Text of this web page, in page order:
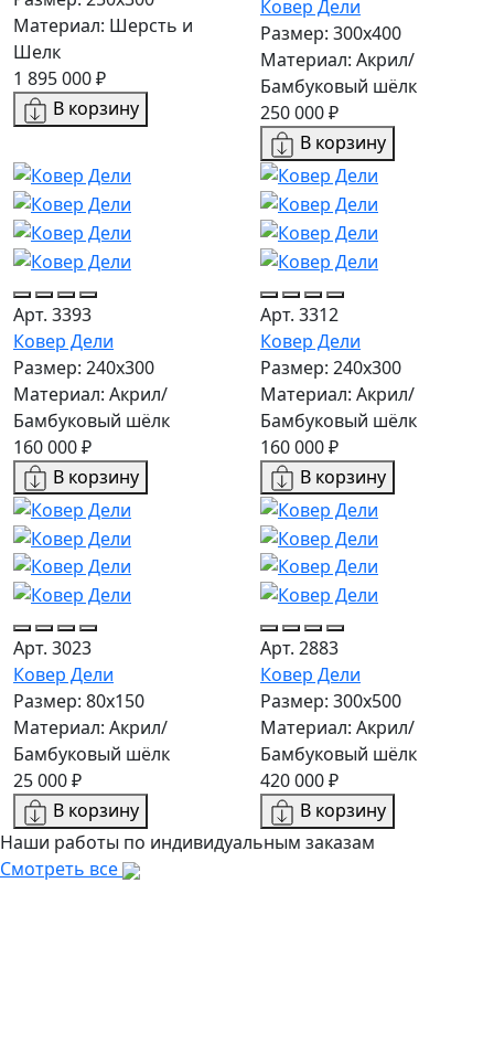
Материал: Шерсть и
Шелк
1 895 000 ₽
В корзину
Ковер Дели
Размер: 300х400
Материал: Акрил/
Бамбуковый шёлк
250 000 ₽
В корзину
Арт. 3393
Ковер Дели
Размер: 240х300
Материал: Акрил/
Бамбуковый шёлк
160 000 ₽
В корзину
Арт. 3312
Ковер Дели
Размер: 240х300
Материал: Акрил/
Бамбуковый шёлк
160 000 ₽
В корзину
Арт. 3023
Ковер Дели
Размер: 80x150
Материал: Акрил/
Бамбуковый шёлк
25 000 ₽
В корзину
Арт. 2883
Ковер Дели
Размер: 300х500
Материал: Акрил/
Бамбуковый шёлк
420 000 ₽
В корзину
Наши работы по индивидуальным заказам
Смотреть все